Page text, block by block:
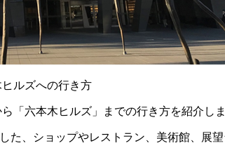
ルズへの行き方
「六本木ヒルズ」までの行き方を紹介しま
た、ショップやレストラン、美術館、展